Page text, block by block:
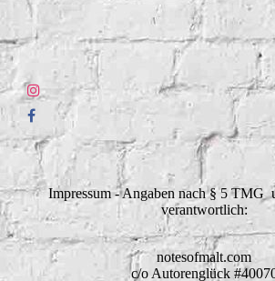
Impressum - Angaben nach § 5 TMG
verantwortlich:
notesofmalt.com
c/o Autorenglück